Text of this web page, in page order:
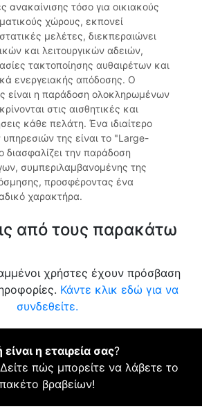
ανακαίνισης τόσο για οικιακούς
χώρους, εκπονεί
μελέτες, διεκπεραιώνει
και λειτουργικών αδειών,
τακτοποίησης αυθαιρέτων και
ενεργειακής απόδοσης. Ο
είναι η παράδοση ολοκληρωμένων
στις αισθητικές και
κάθε πελάτη. Ένα ιδιαίτερο
της είναι το "Large-
διασφαλίζει την παράδοση
συμπεριλαμβανομένης της
προσφέροντας ένα
χαρακτήρα.
από τους παρακάτω
χρήστες έχουν πρόσβαση
Κάντε κλικ εδώ για να
συνδεθείτε.
η εταιρεία σας?
Δείτε πώς μπορείτε να λάβετε το
πακέτο βραβείων!